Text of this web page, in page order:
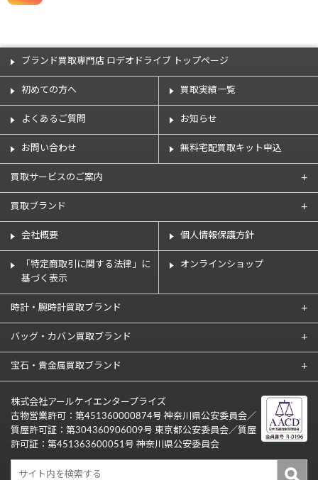
ブランド買取専門店 ロデオドライブ トップページ
初めての方へ 買取実績一覧
よくあるご質問 お知らせ
お問い合わせ 無料宅配買取キット申込
買取サービスのご案内
買取ブランド
会社概要 個人情報保護方針
「特定商取引に関する法律」に
基づく表示
オンラインショップ
時計・腕時計買取ブランド
バッグ・カバン買取ブランド
宝石・貴金属買取ブランド
株式会社アールケイエンタープライズ
古物営業許可：第451360000874号 神奈川県公安委員会／
質屋許可証：第304360906009号 東京都公安委員会／質屋
許可証：第451363600051号 神奈川県公安委員会